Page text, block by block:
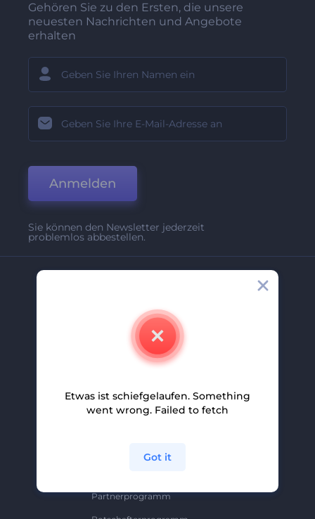
Gehören Sie zu den Ersten, die unsere
neuesten Nachrichten und Angebote
erhalten
Anmelden
Sie können den Newsletter jederzeit
problemlos abbestellen.
Partnerprogramm
Partnerprogramm
Etwas ist schiefgelaufen. Something
went wrong. Failed to fetch
Got it